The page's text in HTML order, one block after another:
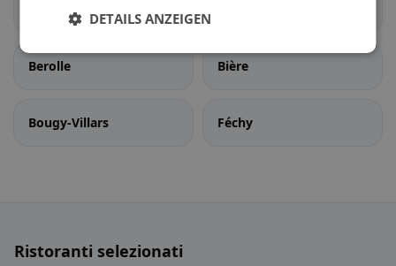
Aubonne
Berolle Bière
Bougy-Villars Féchy
Ristoranti selezionati
DETAILS ANZEIGEN